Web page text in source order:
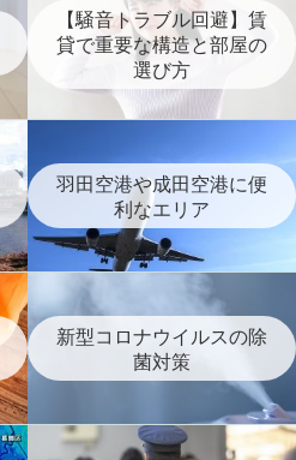
【騒音トラブル回避】賃
貸で重要な構造と部屋の
選び方
羽田空港や成田空港に便
利なエリア
新型コロナウイルスの除
菌対策